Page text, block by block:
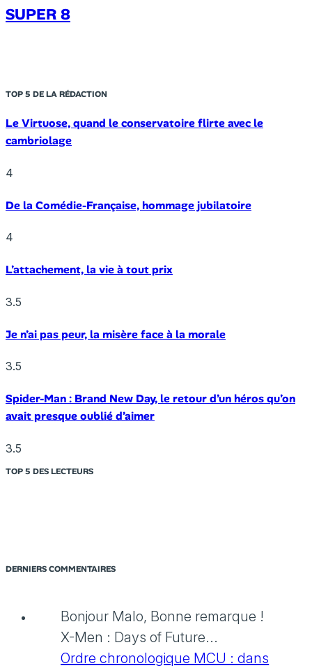
SUPER 8
TOP 5 DE LA RÉDACTION
Le Virtuose, quand le conservatoire flirte avec le
cambriolage
4
De la Comédie-Française, hommage jubilatoire
4
L’attachement, la vie à tout prix
3.5
Je n’ai pas peur, la misère face à la morale
3.5
Spider-Man : Brand New Day, le retour d’un héros qu’on
avait presque oublié d’aimer
3.5
TOP 5 DES LECTEURS
DERNIERS COMMENTAIRES
Bonjour Malo, Bonne remarque !
X-Men : Days of Future...
Ordre chronologique MCU : dans